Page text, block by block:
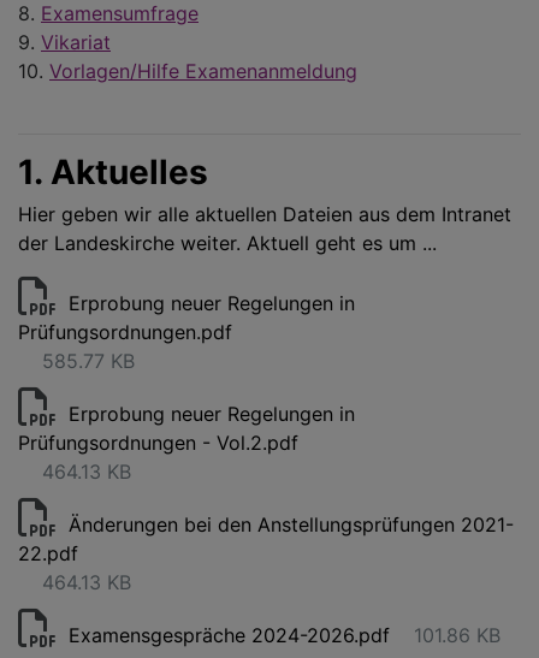
8. Examensumfrage
9. Vikariat
10. Vorlagen/Hilfe Examenanmeldung
1. Aktuelles
Hier geben wir alle aktuellen Dateien aus dem Intranet
der Landeskirche weiter. Aktuell geht es um ...
Erprobung neuer Regelungen in
Prüfungsordnungen.pdf
585.77 KB
Erprobung neuer Regelungen in
Prüfungsordnungen - Vol.2.pdf
464.13 KB
Änderungen bei den Anstellungsprüfungen 2021-
22.pdf
464.13 KB
Examensgespräche 2024-2026.pdf 101.86 KB